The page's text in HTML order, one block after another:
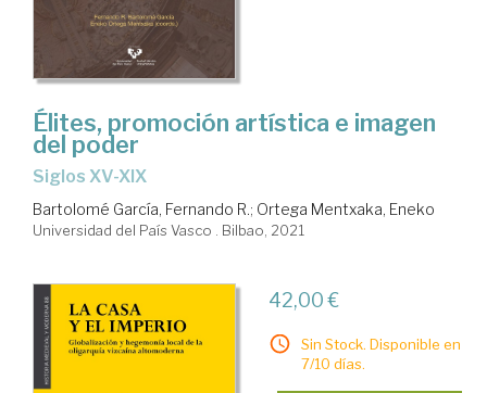
Élites, promoción artística e imagen
del poder
siglos XV-XIX
Bartolomé García, Fernando R.; Ortega Mentxaka, Eneko
Universidad del País Vasco . Bilbao, 2021
42,00 €
Sin Stock. Disponible en
7/10 días.